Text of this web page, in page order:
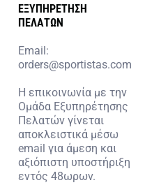
ΕΞΥΠΗΡΕΤΗΣΗ
ΠΕΛΑΤΩΝ
Email:
orders@sportistas.com
Η επικοινωνία με την
Ομάδα Εξυπηρέτησης
Πελατών γίνεται
αποκλειστικά μέσω
email για άμεση και
αξιόπιστη υποστήριξη
εντός 48ωρων.